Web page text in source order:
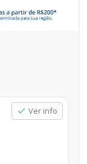
Ver info